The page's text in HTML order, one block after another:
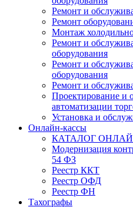
Ремонт и
Ремонт
Монтаж
Ремонт и
оборудования
Ремонт и
оборудования
Ремонт и
Проектирование и
автоматизации
Установка и
Онлайн-кассы
КАТАЛОГ
Модернизация
54 ФЗ
Реестр ККТ
Реестр ОФД
Реестр ФН
Тахографы